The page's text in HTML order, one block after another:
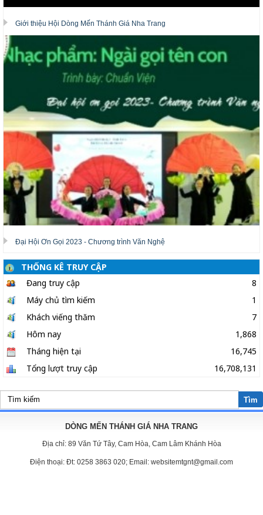
Giới thiệu Hội Dòng Mến Thánh Giá Nha Trang
Đại Hội Ơn Gọi 2023 - Chương trình Văn Nghệ
THỐNG KÊ TRUY CẬP
Đang truy cập
8
Máy chủ tìm kiếm
1
Khách viếng thăm
7
Hôm nay
1,868
Tháng hiện tại
16,745
Tổng lượt truy cập
16,708,131
Tìm
DÒNG MẾN THÁNH GIÁ NHA TRANG
Địa chỉ: 89 Văn Tứ Tây, Cam Hòa, Cam Lâm Khánh Hòa
Điện thoại: Đt: 0258 3863 020; Email: websitemtgnt@gmail.com